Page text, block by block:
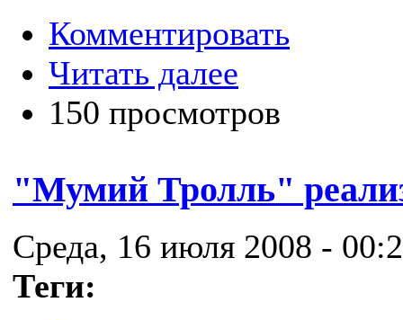
Комментировать
Читать далее
150 просмотров
"Мумий Тролль"
Среда, 16 июля 2008 -
Теги: